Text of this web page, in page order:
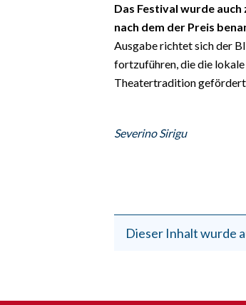
Das Festival wurde
nach dem der Preis
Ausgabe richtet sich der
fortzuführen, die die
Theatertradition
Severino Sirigu
Dieser Inhalt wurde